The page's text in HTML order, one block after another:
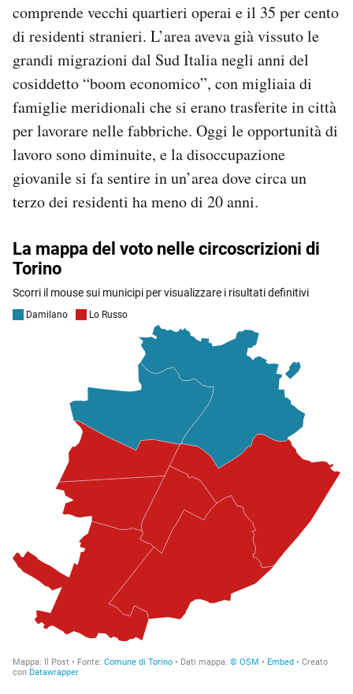
comprende vecchi quartieri operai e il 35 per cento
di residenti stranieri. L’area aveva già vissuto le
grandi migrazioni dal Sud Italia negli anni del
cosiddetto “boom economico”, con migliaia di
famiglie meridionali che si erano trasferite in città
per lavorare nelle fabbriche. Oggi le opportunità di
lavoro sono diminuite, e la disoccupazione
giovanile si fa sentire in un’area dove circa un
terzo dei residenti ha meno di 20 anni.